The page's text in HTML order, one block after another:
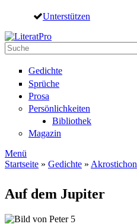
Direkt zum Inhalt
Unterstützen
Suche
Gedichte
Sprüche
Prosa
Persönlichkeiten
Bibliothek
Magazin
Menü
Startseite » Gedichte » Akrostichon
Auf dem Jupiter